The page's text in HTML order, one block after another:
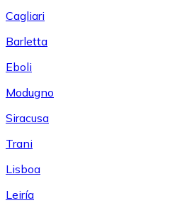
Cagliari
Barletta
Eboli
Modugno
Siracusa
Trani
Lisboa
Leiría